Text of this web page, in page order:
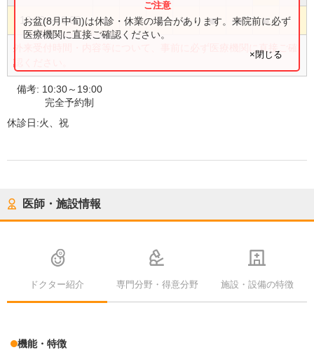
10:30〜19:00 ● ● ● ● ● ●
外来受付時間・内容等について、事前に必ず医療機関に直接ご確
認ください。
お盆(8月中旬)は休診・休業の場合があります。来院前に必ず
医療機関に直接ご確認ください。
×閉じる
備考: 10:30～19:00
完全予約制
休診日:火、祝
医師・施設情報
ドクター紹介 専門分野・得意分野 施設・設備の特徴
機能・特徴